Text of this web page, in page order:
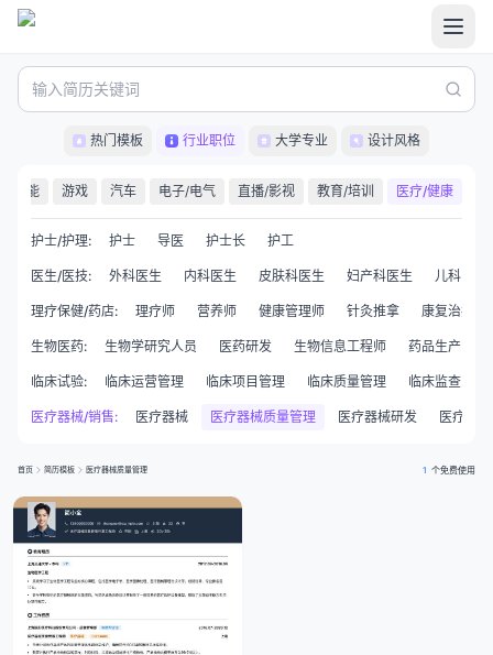
热门模板 行业职位 大学专业 设计风格
职能 游戏 汽车 电子/电气 直播/影视 教育/培训 医疗/健康
护士/护理: 护士 导医 护士长 护工
医生/医技: 外科医生 内科医生 皮肤科医生 妇产科医生 儿科医生
理疗保健/药店: 理疗师 营养师 健康管理师 针灸推拿 康复治疗师
生物医药: 生物学研究人员 医药研发 生物信息工程师 药品生产
临床试验: 临床运营管理 临床项目管理 临床质量管理 临床监查员
医疗器械/销售: 医疗器械 医疗器械质量管理 医疗器械研发 医疗器
首页 简历模板 医疗器械质量管理 1 个免费使用